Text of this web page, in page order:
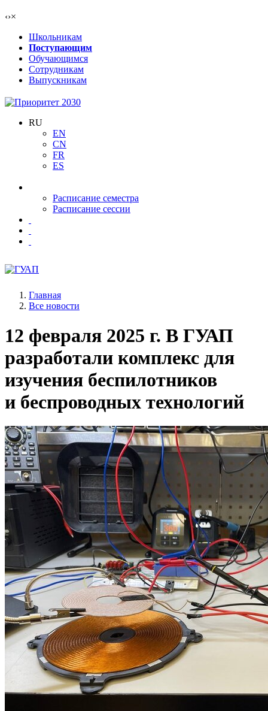
‹›×
Школьникам
Поступающим
Обучающимся
Сотрудникам
Выпускникам
RU
EN
CN
FR
ES
Расписание семестра
Расписание сессии
Главная
Все новости
12 февраля 2025 г. В ГУАП
разработали комплекс для
изучения беспилотников
и беспроводных технологий